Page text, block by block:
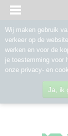
Wij maken gebruik
verkeer op de
werken en voor de
je toestemming voor
onze privacy- en
Ja, ik